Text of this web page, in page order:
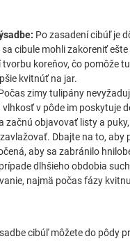
Po zasadení cibúľ je
cibule mohli zakoreniť
tvorbu koreňov, čo pomôže
kvitnúť na jar.
zimy tulipány
v pôde im poskytuje
začnú objavovať listy a
Dbajte na to, aby
aby sa zabránilo
dlhšieho obdobia
najmä počas fázy
cibúľ môžete do pôdy